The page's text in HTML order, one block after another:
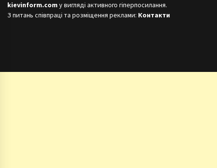
kievinform.com у вигляді активного гіперпосилання.
З питань співпраці та розміщення реклами: Контакти